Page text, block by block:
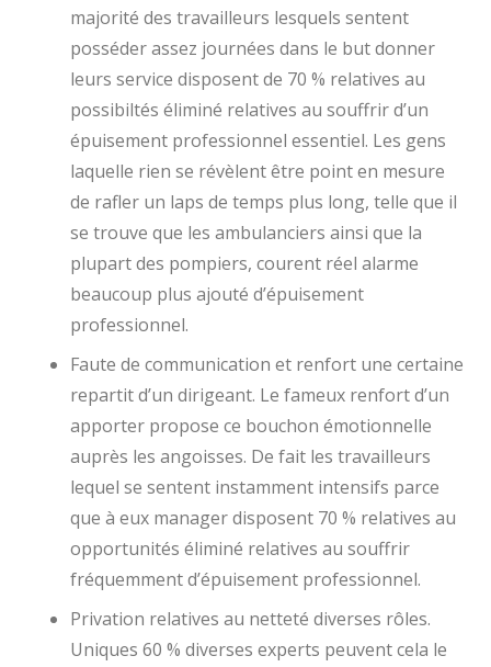
majorité des travailleurs lesquels sentent
posséder assez journées dans le but donner
leurs service disposent de 70 % relatives au
possibiltés éliminé relatives au souffrir d’un
épuisement professionnel essentiel. Les gens
laquelle rien se révèlent être point en mesure
de rafler un laps de temps plus long, telle que il
se trouve que les ambulanciers ainsi que la
plupart des pompiers, courent réel alarme
beaucoup plus ajouté d’épuisement
professionnel.
Faute de communication et renfort une certaine
repartit d’un dirigeant. Le fameux renfort d’un
apporter propose ce bouchon émotionnelle
auprès les angoisses. De fait les travailleurs
lequel se sentent instamment intensifs parce
que à eux manager disposent 70 % relatives au
opportunités éliminé relatives au souffrir
fréquemment d’épuisement professionnel.
Privation relatives au netteté diverses rôles.
Uniques 60 % diverses experts peuvent cela le